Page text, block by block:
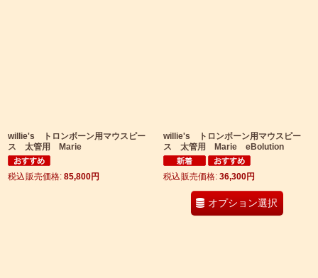
willie's トロンボーン用マウスピー
ス 太管用 Marie
税込 : 85,800円
willie's トロンボーン用マウスピー
ス 太管用 Marie eBolution
税込 : 36,300円
オプション選択